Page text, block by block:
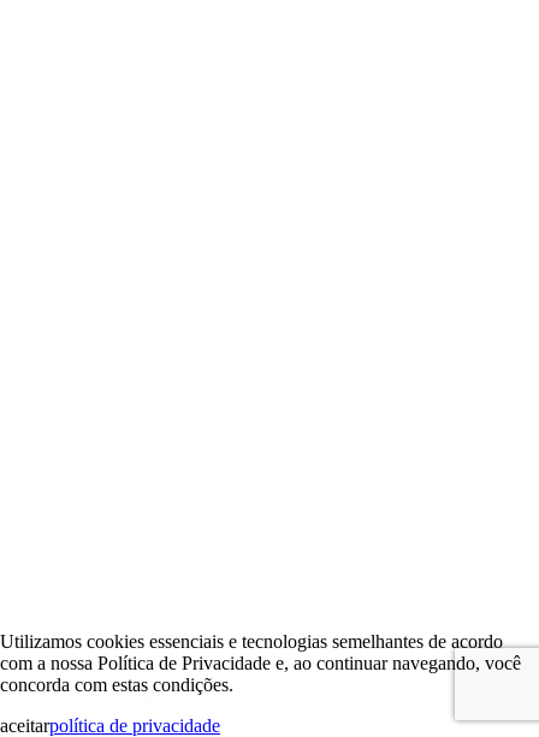
Utilizamos cookies essenciais e tecnologias semelhantes de acordo
com a nossa Política de Privacidade e, ao continuar navegando, você
concorda com estas condições.
aceitarpolítica de privacidade